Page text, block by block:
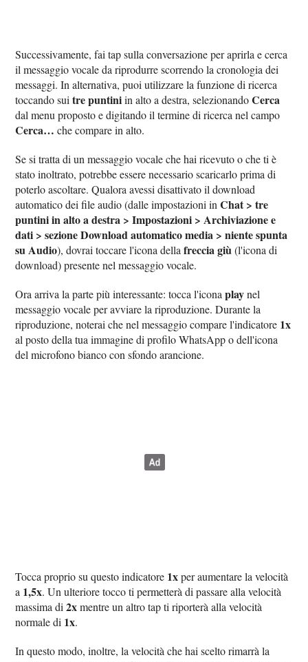
Successivamente, fai tap sulla conversazione per aprirla e cerca
il messaggio vocale da riprodurre scorrendo la cronologia dei
messaggi. In alternativa, puoi utilizzare la funzione di ricerca
toccando suitre puntiniin alto a destra, selezionandoCerca
dal menu proposto e digitando il termine di ricerca nel campo
Cerca… che compare in alto.
Se si tratta di un messaggio vocale che hai ricevuto o che ti è
stato inoltrato, potrebbe essere necessario scaricarlo prima di
poterlo ascoltare. Qualora avessi disattivato il download
automatico dei file audio (dalle impostazioni inChat > tre
puntini in alto a destra > Impostazioni > Archiviazione e
dati > sezione Download automatico media > niente spunta
su Audio), dovrai toccare l'icona dellafreccia giù(l'icona di
download) presente nel messaggio vocale.
Ora arriva la parte più interessante: tocca l'iconaplaynel
messaggio vocale per avviare la riproduzione. Durante la
riproduzione, noterai che nel messaggio compare l'indicatore 1x
al posto della tua immagine di profilo WhatsApp o dell'icona
del microfono bianco con sfondo arancione.
Tocca proprio su questo indicatore 1xper aumentare la velocità
a 1,5x. Un ulteriore tocco ti permetterà di passare alla velocità
massima di2xmentre un altro tap ti riporterà alla velocità
normale di 1x.
In questo modo, inoltre, la velocità che hai scelto rimarrà la